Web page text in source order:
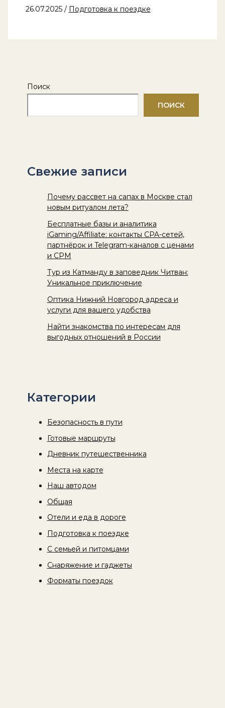
26.07.2025 / Подготовка к поездке
Поиск
ПОИСК
Свежие записи
Почему рассвет на сапах в Москве стал
новым ритуалом лета?
Бесплатные базы и аналитика
iGaming/Affiliate: контакты CPA-сетей,
партнёрок и Telegram-каналов с ценами
и CPM
Тур из Катманду в заповедник Читван:
Уникальное приключение
Оптика Нижний Новгород адреса и
услуги для вашего удобства
Найти знакомства по интересам для
выгодных отношений в России
Категории
Безопасность в пути
Готовые маршруты
Дневник путешественника
Места на карте
Наш автодом
Общая
Отели и еда в дороге
Подготовка к поездке
С семьей и питомцами
Снаряжение и гаджеты
Форматы поездок